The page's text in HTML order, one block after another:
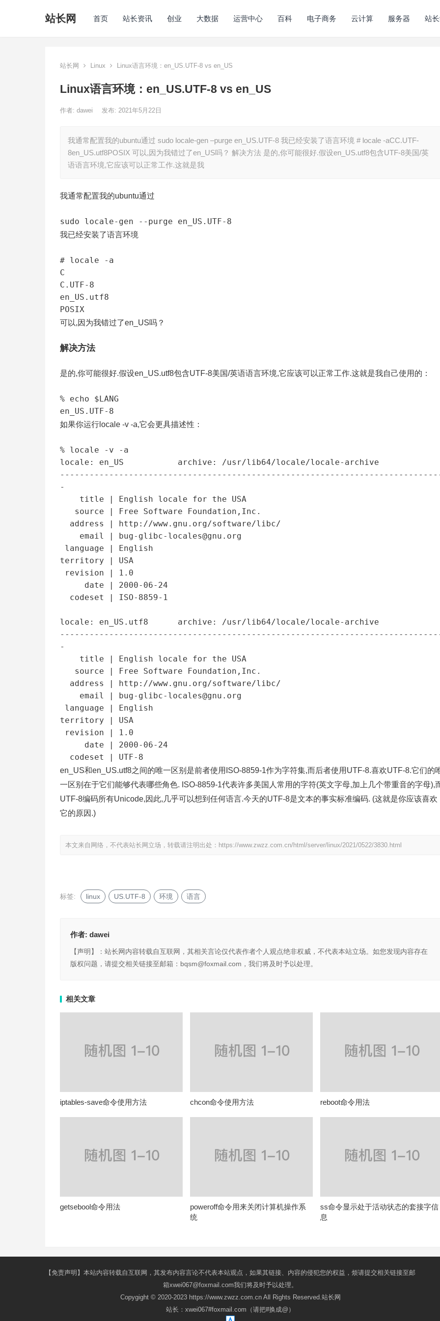
站长网 首页 站长资讯 创业 大数据 运营中心 百科 电子商务 云计算 服务器 站
站长网 Linux Linux语言环境：en_US.UTF-8 vs en_US
Linux语言环境：en_US.UTF-8 vs en_US
作者: dawei 发布: 2021年5月22日
我通常配置我的ubuntu通过 sudo locale-gen –purge en_US.UTF-8 我已经安装了语言环境 # locale -aCC.UTF-
8en_US.utf8POSIX 可以,因为我错过了en_US吗？ 解决方法 是的,你可能很好.假设en_US.utf8包含UTF-8美国/英
语语言环境,它应该可以正常工作.这就是我
我通常配置我的ubuntu通过
sudo locale-gen --purge en_US.UTF-8
我已经安装了语言环境
# locale -a
C
C.UTF-8
en_US.utf8
POSIX
可以,因为我错过了en_US吗？
解决方法
是的,你可能很好.假设en_US.utf8包含UTF-8美国/英语语言环境,它应该可以正常工作.这就是我自己使用的：
% echo $LANG
en_US.UTF-8
如果你运行locale -v -a,它会更具描述性：
% locale -v -a
locale: en_US           archive: /usr/lib64/locale/locale-archive
-
territory | USA
locale: en_US.utf8      archive: /usr/lib64/locale/locale-archive
-
territory | USA
  codeset | UTF-8
en_US和en_US.utf8之间的唯一区别是前者使用ISO-8859-1作为字符集,而后者使用UTF-8.喜欢UTF-8.它们的
一区别在于它们能够代表哪些角色. ISO-8859-1代表许多美国人常用的字符(英文字母,加上几个带重音的字母),
UTF-8编码所有Unicode,因此,几乎可以想到任何语言.今天的UTF-8是文本的事实标准编码. (这就是你应该喜欢
它的原因.)
本文来自网络，不代表站长网立场，转载请注明出处： https://www.zwzz.com.cn/html/server/linux/2021/0522/3830.html
标签: linux US.UTF-8 环境 语言
作者: dawei
【声明】：站长网内容转载自互联网，其相关言论仅代表作者个人观点绝非权威，不代表本站立场。如您发现内容存在
版权问题，请提交相关链接至邮箱：bqsm@foxmail.com，我们将及时予以处理。
相关文章
iptables-save命令使用方法 chcon命令使用方法 reboot命令用法
getsebool命令用法
poweroff命令用来关闭计算机操作系
统
ss命令显示处于活动状态的套接字信
息
【免责声明】本站内容转载自互联网，其发布内容言论不代表本站观点，如果其链接、内容的侵犯您的权益，烦请提交相关链接至邮
箱xwei067@foxmail.com我们将及时予以处理。
Copygight © 2020-2023 https://www.zwzz.com.cn All Rights Reserved.站长网
站长：xwei067#foxmail.com（请把#换成@）